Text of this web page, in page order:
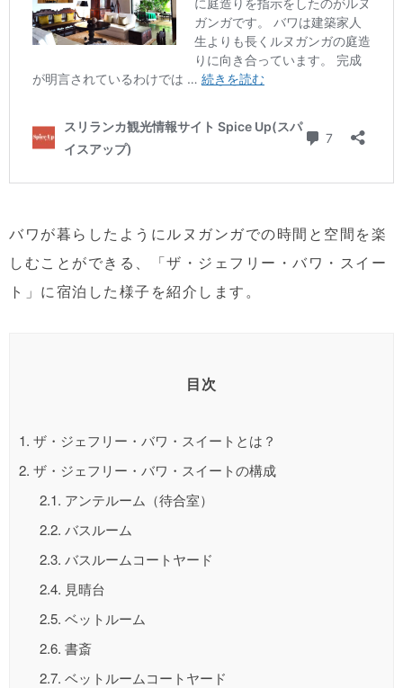
バワが暮らしたようにルヌガンガでの時間と空間を楽
しむことができる、「ザ・ジェフリー・バワ・スイー
ト」に宿泊した様子を紹介します。
目次
1. ザ・ジェフリー・バワ・スイートとは？
2. ザ・ジェフリー・バワ・スイートの構成
2.1. アンテルーム（待合室）
2.2. バスルーム
2.3. バスルームコートヤード
2.4. 見晴台
2.5. ベットルーム
2.6. 書斎
2.7. ベットルームコートヤード